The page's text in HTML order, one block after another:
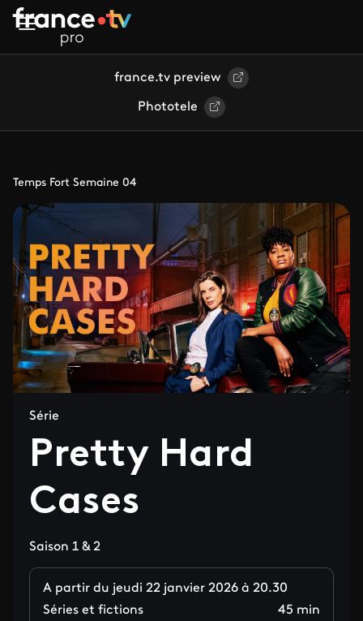
Aller au contenu principal
france.tv preview
Phototele
Temps Fort Semaine 04
Série
Pretty Hard
Cases
Saison 1 & 2
A partir du jeudi 22 janvier 2026 à 20.30
Séries et fictions
45 min